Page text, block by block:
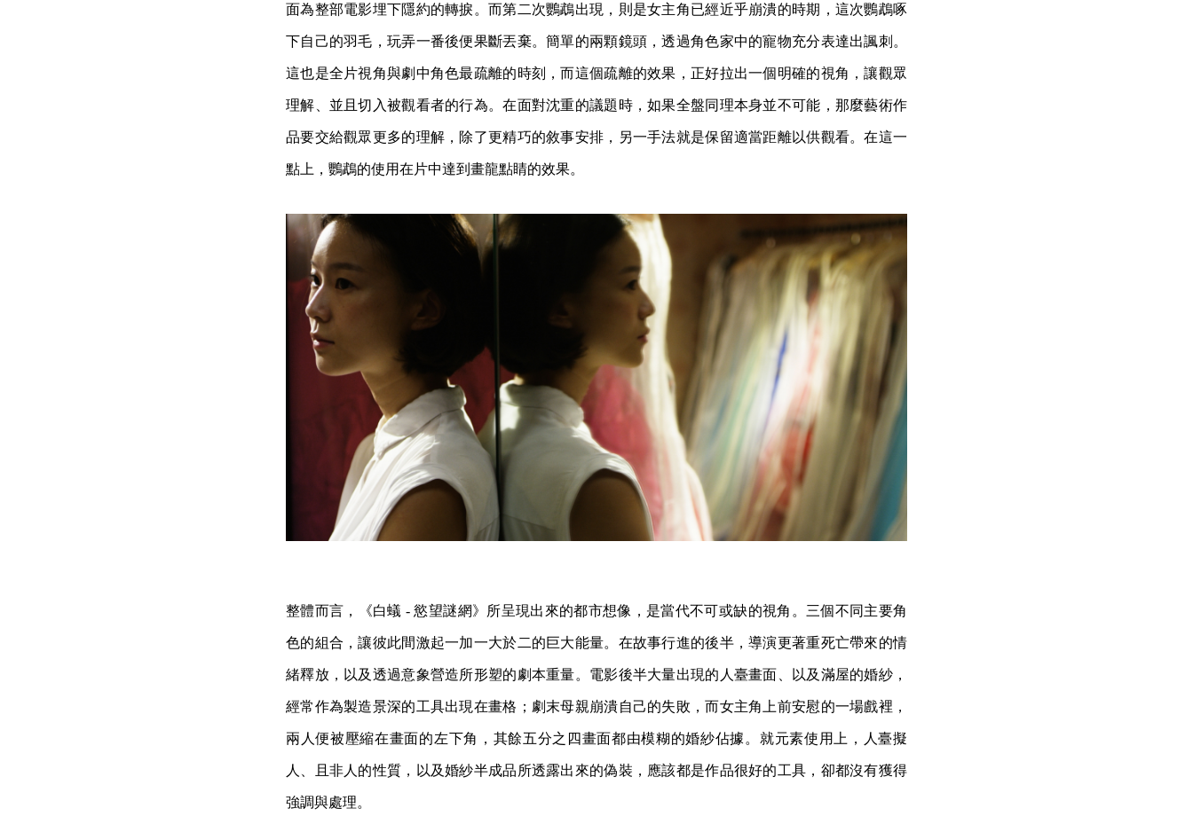
面為整部電影埋下隱約的轉捩。而第二次鸚鵡出現，則是女主角已經近乎崩潰的時期，這次鸚鵡啄
下自己的羽毛，玩弄一番後便果斷丟棄。簡單的兩顆鏡頭，透過角色家中的寵物充分表達出諷刺。
這也是全片視角與劇中角色最疏離的時刻，而這個疏離的效果，正好拉出一個明確的視角，讓觀眾
理解、並且切入被觀看者的行為。在面對沈重的議題時，如果全盤同理本身並不可能，那麼藝術作
品要交給觀眾更多的理解，除了更精巧的敘事安排，另一手法就是保留適當距離以供觀看。在這一
點上，鸚鵡的使用在片中達到畫龍點睛的效果。
整體而言，《白蟻 - 慾望謎網》所呈現出來的都市想像，是當代不可或缺的視角。三個不同主要角
色的組合，讓彼此間激起一加一大於二的巨大能量。在故事行進的後半，導演更著重死亡帶來的情
緒釋放，以及透過意象營造所形塑的劇本重量。電影後半大量出現的人臺畫面、以及滿屋的婚紗，
經常作為製造景深的工具出現在畫格；劇末母親崩潰自己的失敗，而女主角上前安慰的一場戲裡，
兩人便被壓縮在畫面的左下角，其餘五分之四畫面都由模糊的婚紗佔據。就元素使用上，人臺擬
人、且非人的性質，以及婚紗半成品所透露出來的偽裝，應該都是作品很好的工具，卻都沒有獲得
強調與處理。